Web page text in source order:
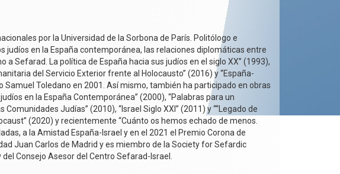
por la Universidad de la Sorbona de París. Politólogo e
judíos en la España contemporánea, las relaciones diplomáticas entre
Sefarad. La política de España hacia sus judíos en el siglo XX” (1993),
del Servicio Exterior frente al Holocausto” (2016) y “España-
Samuel Toledano en 2001. Así mismo, también ha participado en obras
en la España Contemporánea” (2000), “Palabras para un
Judías” (2010), “Israel Siglo XXI” (2011) y ““Legado de
(2020) y recientemente “Cuánto os hemos echado de menos.
a la Amistad España-Israel y en el 2021 el Premio Corona de
Juan Carlos de Madrid y es miembro de la Society for Sefardic
Consejo Asesor del Centro Sefarad-Israel.